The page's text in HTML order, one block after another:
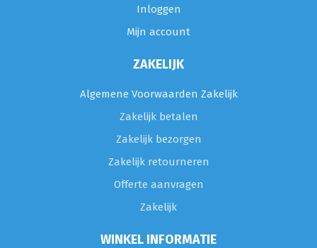
Inloggen
Mijn account
ZAKELIJK
Algemene Voorwaarden Zakelijk
Zakelijk betalen
Zakelijk bezorgen
Zakelijk retourneren
Offerte aanvragen
Zakelijk
WINKEL INFORMATIE